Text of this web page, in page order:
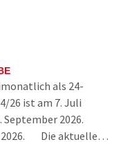
als 24-
26 ist am 7. Juli
2026.
2026. Die aktuelle…